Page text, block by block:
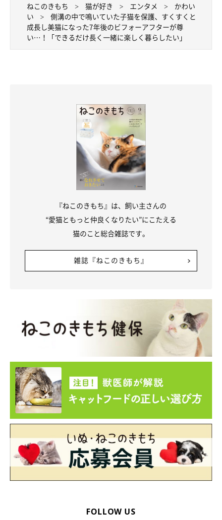
優しい飼い主さんに見守られながら、のびのびと暮らす鈴雨ちゃ
ん。その安心しきった表情からも、幸せであることが見てとれま
「これからもできるだけ長く、元気に楽しく一緒に暮らしていき
@itokinyaeさん／X（旧Twitter）
※この記事は投稿者さまにご了承をいただいたうえで制作してい
ます。2024年7月時点の情報であり、現在と異なる場合がありま
ねこのきもち 猫が好き エンタメ
かわい
い
側溝の中で鳴いていた子猫を保護、すくすくと
成長し美猫になった7年後のビフォーアフターが尊
い…！「できるだけ長く一緒に楽しく暮らしたい」
『ねこのきもち』は、飼い主さんの
“愛猫ともっと仲良くなりたい”にこたえる
猫のこと総合雑誌です。
雑誌『ねこのきもち』
FOLLOW US